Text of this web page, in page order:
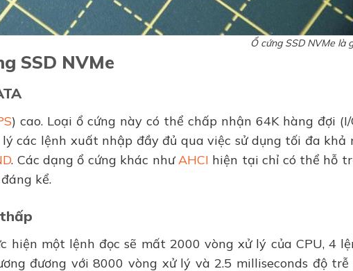
Ổ cứng SSD NVMe là
SSD NVMe
) cao. Loại ổ cứng này có thể chấp nhận 64K hàng đợi (I/
các lệnh xuất nhập đầy đủ qua việc sử dụng tối đa khả
. Các dạng ổ cứng khác nhưAHCI hiện tại chỉ có thể hỗ
kể.
hiện một lệnh đọc sẽ mất 2000 vòng xử lý của CPU, 4
đương với 8000 vòng xử lý và 2.5 milliseconds độ trễ